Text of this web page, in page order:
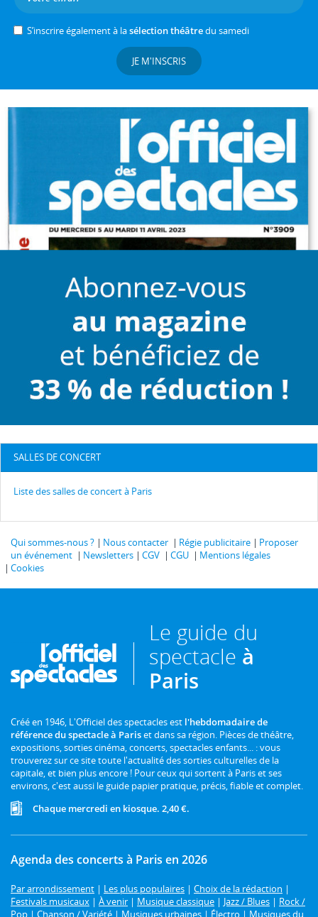
S’inscrire également à lasélection théâtredu samedi
JE M'INSCRIS
SALLES DE CONCERT
Liste des salles de concert à Paris
Qui sommes-nous ? Nous contacter Régie publicitaire
Proposer
un événement
Newsletters CGV CGU
Mentions légales
Cookies
Le guide du
spectacle à
Paris
Créé en 1946, L'Officiel des spectacles est l'hebdomadaire de
référence du spectacle à Pariset dans sa région. Pièces de théâtre,
expositions, sorties cinéma, concerts, spectacles enfants... : vous
trouverez sur ce site toute l'actualité des sorties culturelles de la
capitale, et bien plus encore ! Pour ceux qui sortent à Paris et ses
environs, c'est aussi le guide papier pratique, précis, fiable et complet.
Chaque mercredi en kiosque. 2,40 €.
Agenda des concerts à Paris en 2026
Par arrondissement | Les plus populaires | Choix de la rédaction |
Festivals musicaux | À venir | Musique classique | Jazz / Blues | Rock /
Pop | Chanson / Variété | Musiques urbaines | Électro | Musiques du